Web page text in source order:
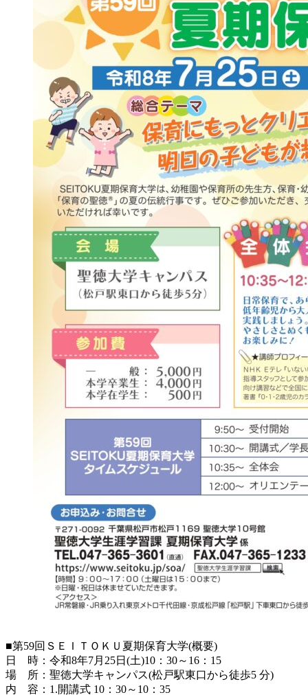
■第59回ＳＥＩＴＯＫＵ夏期保育大学(概要)
日 時：令和8年7月25日(土)10：30～16：15
場 所：聖徳大学キャンパス(松戸駅東口から徒歩5 分)
内 容：1.開講式 10：30～10：35